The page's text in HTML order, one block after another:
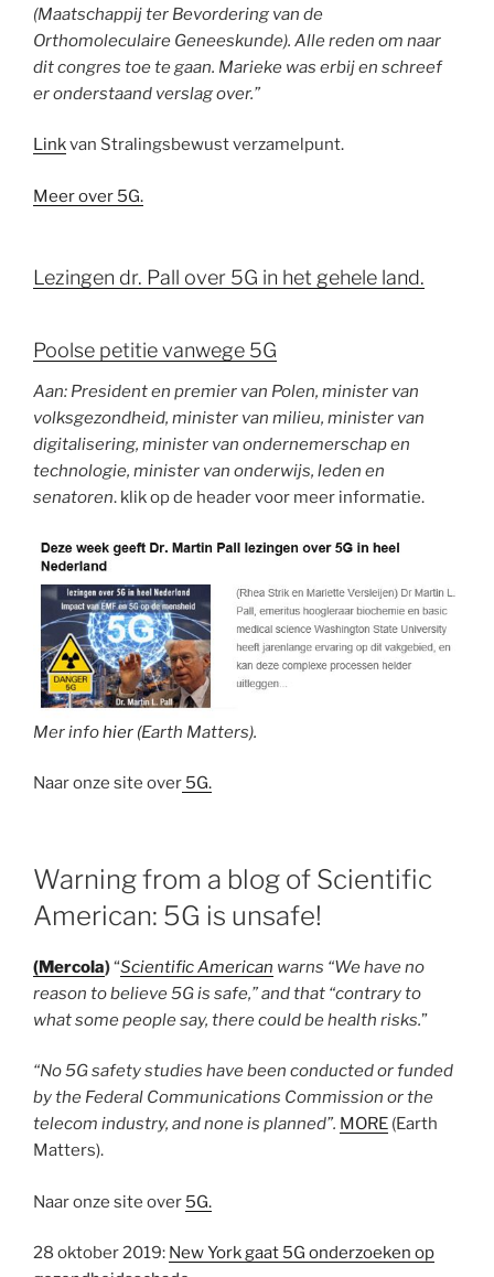
(Maatschappij ter Bevordering van de
Orthomoleculaire Geneeskunde). Alle reden om naar
dit congres toe te gaan. Marieke was erbij en schreef
er onderstaand verslag over.”
Linkvan Stralingsbewust verzamelpunt.
Meer over 5G.
Lezingen dr. Pall over 5G in het gehele land.
Poolse petitie vanwege 5G
Aan: President en premier van Polen, minister van
volksgezondheid, minister van milieu, minister van
digitalisering, minister van ondernemerschap en
technologie, minister van onderwijs, leden en
senatoren. klik op de header voor meer informatie.
Mer infohier (Earth Matters).
Naar onze site over 5G.
Warning from a blog of Scientific
American: 5G is unsafe!
(Mercola)“Scientific American warns “We have no
reason to believe 5G is safe,” and that “contrary to
what some people say, there could be health risks.”
“No 5G safety studies have been conducted or funded
by the Federal Communications Commission or the
telecom industry, and none is planned”. MORE (Earth
Matters).
Naar onze site over 5G.
28 oktober 2019: New York gaat 5G onderzoeken op